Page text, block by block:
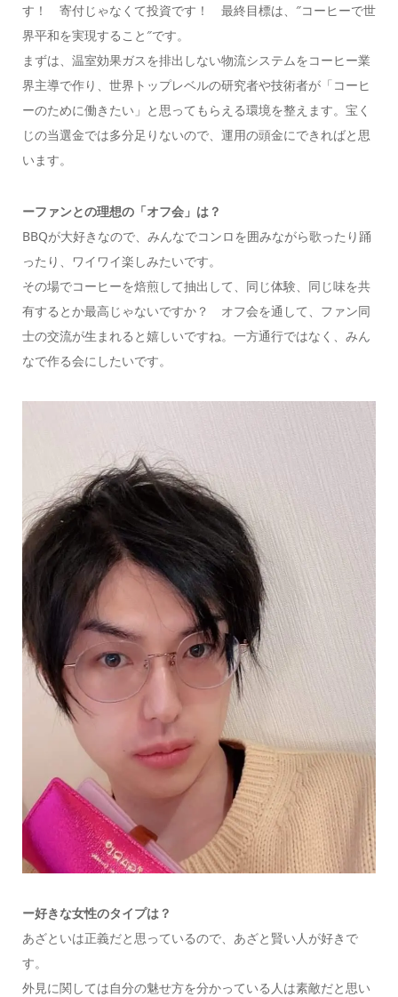
す！ 寄付じゃなくて投資です！ 最終目標は、″コーヒーで世
界平和を実現すること″です。
まずは、温室効果ガスを排出しない物流システムをコーヒー業
界主導で作り、世界トップレベルの研究者や技術者が「コーヒ
ーのために働きたい」と思ってもらえる環境を整えます。宝く
じの当選金では多分足りないので、運用の頭金にできればと思
います。
ーファンとの理想の「オフ会」は？
BBQが大好きなので、みんなでコンロを囲みながら歌ったり踊
ったり、ワイワイ楽しみたいです。
その場でコーヒーを焙煎して抽出して、同じ体験、同じ味を共
有するとか最高じゃないですか？ オフ会を通して、ファン同
士の交流が生まれると嬉しいですね。一方通行ではなく、みん
なで作る会にしたいです。
ー好きな女性のタイプは？
あざといは正義だと思っているので、あざと賢い人が好きで
す。
外見に関しては自分の魅せ方を分かっている人は素敵だと思い